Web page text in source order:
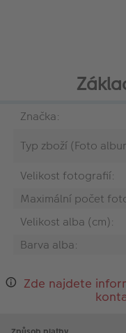
Značka:
Typ zboží (Foto
Velikost fotografií:
Maximální počet
Velikost alba (cm):
Barva alba:
Zde najdete